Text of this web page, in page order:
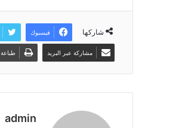
شاركها فيسبوك
مشاركة عبر البريد طباعة
admin